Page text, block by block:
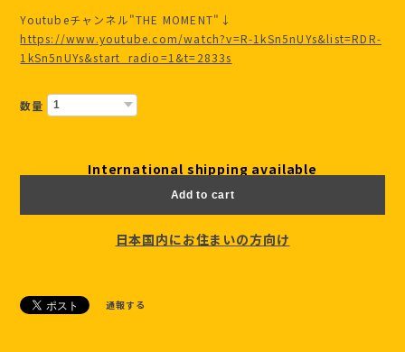
Youtubeチャンネル"THE MOMENT"↓
https://www.youtube.com/watch?v=R-1kSn5nUYs&list=RDR-
1kSn5nUYs&start_radio=1&t=2833s
数量
International shipping available
Add to cart
日本国内にお住まいの方向け
通報する